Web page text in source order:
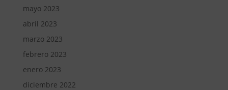
mayo 2023
abril 2023
marzo 2023
febrero 2023
enero 2023
diciembre 2022